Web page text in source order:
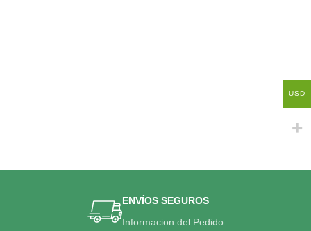
ENVÍOS SEGUROS
Informacion del Pedido
USD